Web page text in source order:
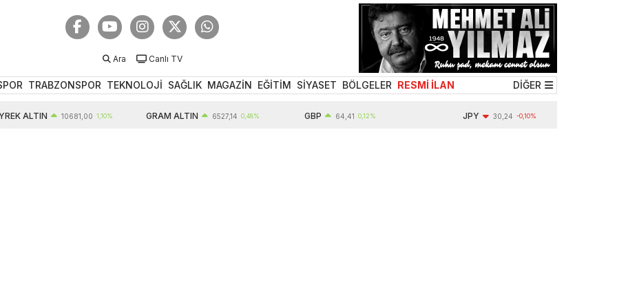
Ara Canlı TV
TRABZONSPOR TEKNOLOJİ SAĞLIK MAGAZİN EĞİTİM SİYASET BÖLGELER RESMİ İLAN DİĞER
ALTIN 10681,00 1,10% GRAM ALTIN 6527,14 0,48% GBP 64,41 0,12% JPY 30,24 -0,10%